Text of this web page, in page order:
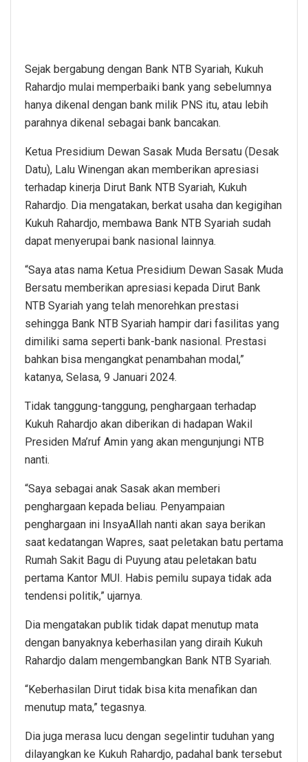
Sejak bergabung dengan Bank NTB Syariah, Kukuh
Rahardjo mulai memperbaiki bank yang sebelumnya
hanya dikenal dengan bank milik PNS itu, atau lebih
parahnya dikenal sebagai bank bancakan.
Ketua Presidium Dewan Sasak Muda Bersatu (Desak
Datu), Lalu Winengan akan memberikan apresiasi
terhadap kinerja Dirut Bank NTB Syariah, Kukuh
Rahardjo. Dia mengatakan, berkat usaha dan kegigihan
Kukuh Rahardjo, membawa Bank NTB Syariah sudah
dapat menyerupai bank nasional lainnya.
“Saya atas nama Ketua Presidium Dewan Sasak Muda
Bersatu memberikan apresiasi kepada Dirut Bank
NTB Syariah yang telah menorehkan prestasi
sehingga Bank NTB Syariah hampir dari fasilitas yang
dimiliki sama seperti bank-bank nasional. Prestasi
bahkan bisa mengangkat penambahan modal,”
katanya, Selasa, 9 Januari 2024.
Tidak tanggung-tanggung, penghargaan terhadap
Kukuh Rahardjo akan diberikan di hadapan Wakil
Presiden Ma’ruf Amin yang akan mengunjungi NTB
nanti.
“Saya sebagai anak Sasak akan memberi
penghargaan kepada beliau. Penyampaian
penghargaan ini InsyaAllah nanti akan saya berikan
saat kedatangan Wapres, saat peletakan batu pertama
Rumah Sakit Bagu di Puyung atau peletakan batu
pertama Kantor MUI. Habis pemilu supaya tidak ada
tendensi politik,” ujarnya.
Dia mengatakan publik tidak dapat menutup mata
dengan banyaknya keberhasilan yang diraih Kukuh
Rahardjo dalam mengembangkan Bank NTB Syariah.
“Keberhasilan Dirut tidak bisa kita menafikan dan
menutup mata,” tegasnya.
Dia juga merasa lucu dengan segelintir tuduhan yang
dilayangkan ke Kukuh Rahardjo, padahal bank tersebut